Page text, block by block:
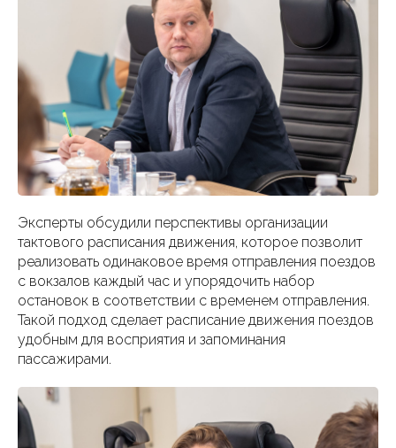
Эксперты обсудили перспективы организации
тактового расписания движения, которое позволит
реализовать одинаковое время отправления поездов
с вокзалов каждый час и упорядочить набор
остановок в соответствии с временем отправления.
Такой подход сделает расписание движения поездов
удобным для восприятия и запоминания
пассажирами.